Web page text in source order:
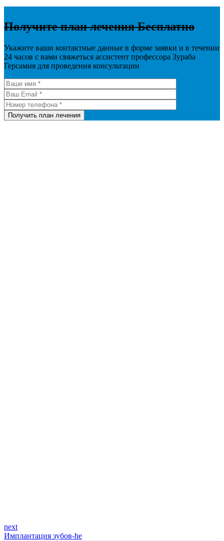
Получите план леченияБесплатно
Укажите ваши контактные данные в форме заявки и в течении
24 часов с вами свяжеться ассистент профессора Зураба
Герсамия для проведения консультации
next
Имплантация зубов-he